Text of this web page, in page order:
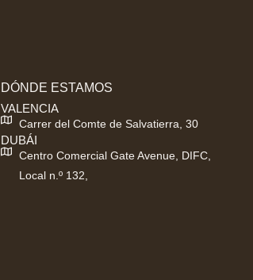
DÓNDE ESTAMOS
VALENCIA
Carrer del Comte de Salvatierra, 30
DUBÁI
Centro Comercial Gate Avenue, DIFC,
Local n.º 132,